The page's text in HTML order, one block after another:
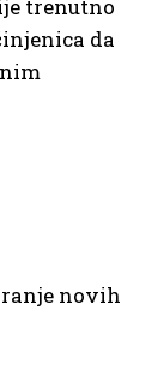
trenutno
da
novih